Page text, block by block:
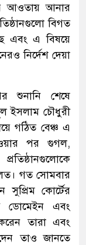
আওতায় আনার
বিগত
এবং এ বিষয়ে
নির্দেশ দেয়া
শুনানি শেষে
ইসলাম চৌধুরী
গঠিত বেঞ্চ এ
পর গুগল,
গত সোমবার
সুপ্রিম কোর্টের
ডোমেইন এবং
তারা এবং
তাও জানতে